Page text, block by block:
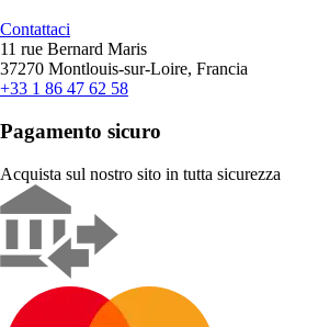
Contattaci
11 rue Bernard Maris
37270 Montlouis-sur-Loire, Francia
+33 1 86 47 62 58
Pagamento sicuro
Acquista sul nostro sito in tutta sicurezza